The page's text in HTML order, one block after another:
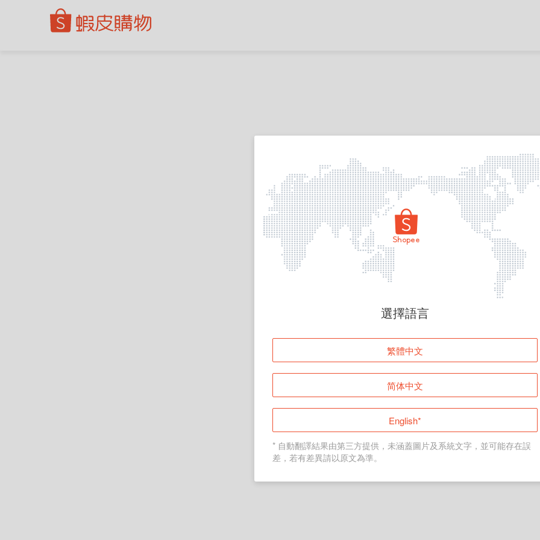
頁面無法顯示
登入
返回首頁
選擇語言
繁體中文
简体中文
English*
* 自動翻譯結果由第三方提供，未涵蓋圖片及系統文字，並可能存在誤
差，若有差異請以原文為準。